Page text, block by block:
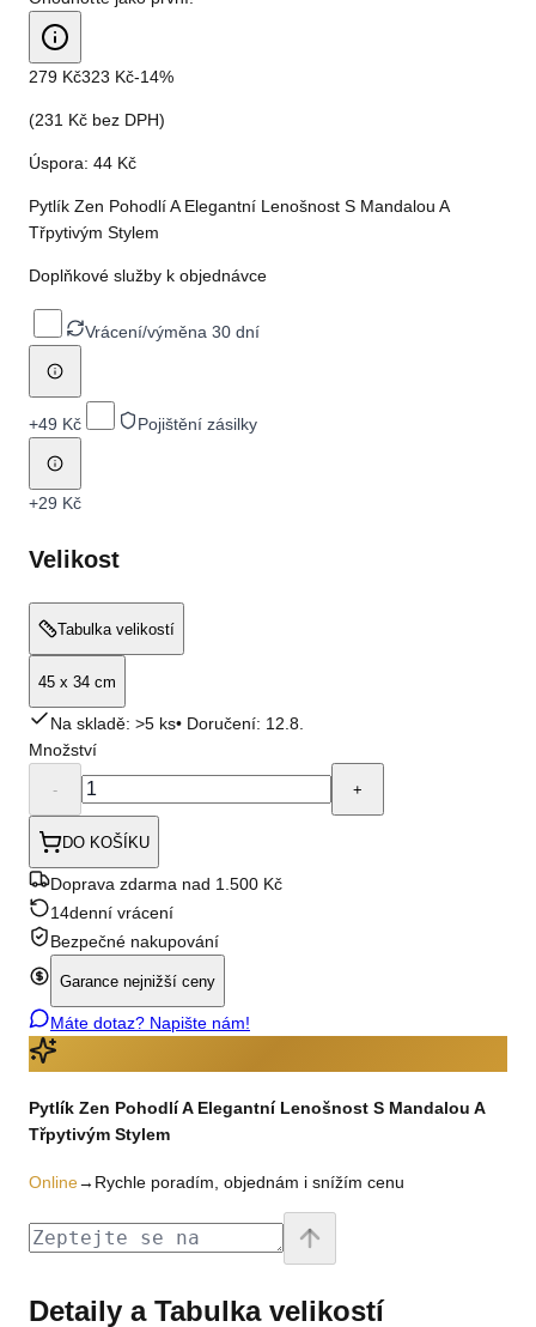
279 Kč323 Kč-14%
(231 Kč bez DPH)
Úspora: 44 Kč
Pytlík Zen Pohodlí A Elegantní Lenošnost S Mandalou A
Třpytivým Stylem
Doplňkové služby k objednávce
Vrácení/výměna 30 dní
+49 Kč Pojištění zásilky
+29 Kč
Velikost
Tabulka velikostí
45 x 34 cm
Na skladě: >5 ks• Doručení: 12.8.
Množství
- +
DO KOŠÍKU
Doprava zdarma nad 1.500 Kč
14denní vrácení
Bezpečné nakupování
Garance nejnižší ceny
Máte dotaz? Napište nám!
Pytlík Zen Pohodlí A Elegantní Lenošnost S Mandalou A
Třpytivým Stylem
Online→ Rychle poradím, objednám i snížím cenu
Detaily a Tabulka velikostí